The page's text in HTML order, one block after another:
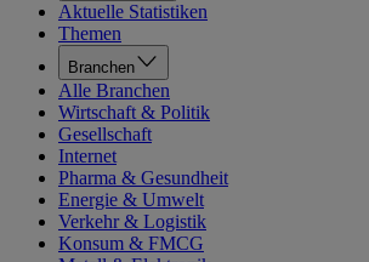
Aktuelle Statistiken
Themen
Branchen
Alle Branchen
Wirtschaft & Politik
Gesellschaft
Internet
Pharma & Gesundheit
Energie & Umwelt
Verkehr & Logistik
Konsum & FMCG